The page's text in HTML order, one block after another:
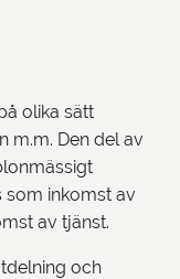
olika sätt
m.m. Den del av
som inkomst av
av tjänst.
och